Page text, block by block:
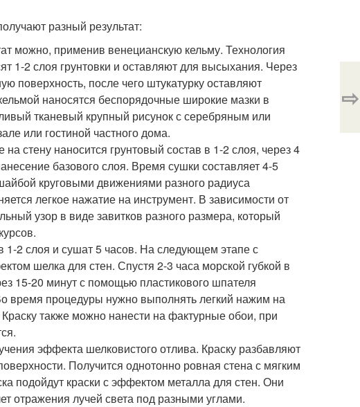
разный результат:
можно, применив венецианскую кельму. Технология
1-2 слоя грунтовки и оставляют для высыхания. Через
поверхность, после чего штукатурку оставляют
наносятся беспорядочные широкие мазки в
тканевый крупный рисунок с серебряным или
или гостиной частного дома.
стену наносится грунтовый состав в 1-2 слоя, через 4
базового слоя. Время сушки составляет 4-5
круговыми движениями разного радиуса
легкое нажатие на инструмент. В зависимости от
узор в виде завитков разного размера, который
2 слоя и сушат 5 часов. На следующем этапе с
шелка для стен. Спустя 2-3 часа морской губкой в
15-20 минут с помощью пластикового шпателя
время процедуры нужно выполнять легкий нажим на
также можно нанести на фактурные обои, при
эффекта шелковистого отлива. Краску разбавляют
Получится однотонно ровная стена с мягким
подойдут краски с эффектом металла для стен. Они
отражения лучей света под разными углами.
⇨